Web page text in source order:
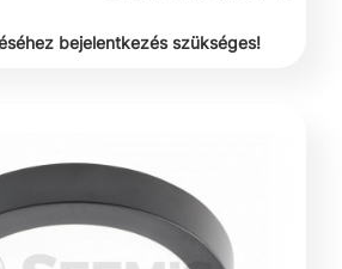
bejelentkezés szükséges!